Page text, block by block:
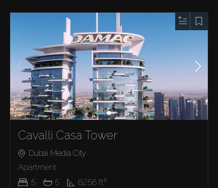
Cavalli Casa Tower
Dubai Media City
Apartment
5
5 6256 ft²